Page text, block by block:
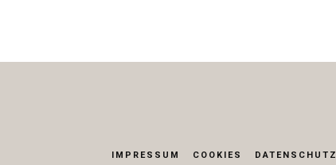
IMPRESSUM COOKIES DATENSCHUTZ